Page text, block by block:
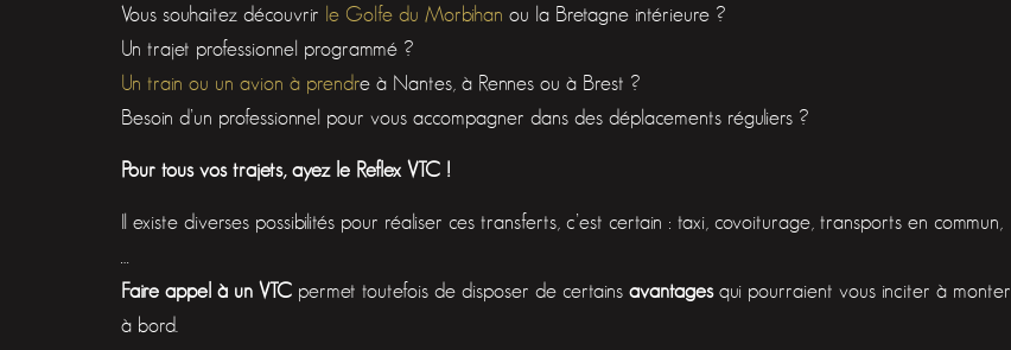
Vous souhaitez découvrir le Golfe du Morbihan ou la Bretagne intérieure ?
Un trajet professionnel programmé ?
Un train ou un avion à prendre à Nantes, à Rennes ou à Brest ?
Besoin d’un professionnel pour vous accompagner dans des déplacements réguliers ?
Pour tous vos trajets, ayez le Reflex VTC !
Il existe diverses possibilités pour réaliser ces transferts, c’est certain : taxi, covoiturage, transports en commun,
Faire appel à un VTC permet toutefois de disposer de certains avantagesqui pourraient vous inciter à monter
à bord.